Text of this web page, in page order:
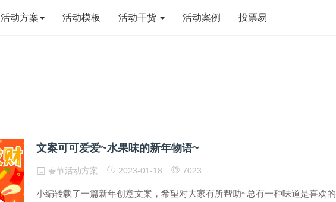
活动方案 活动模板 活动干货 活动案例 投票易
文案可可爱爱~水果味的新年物语~
春节活动方案 2023-01-18 7023
小编转载了一篇新年创意文案，希望对大家有所帮助~总有一种味道是喜欢的